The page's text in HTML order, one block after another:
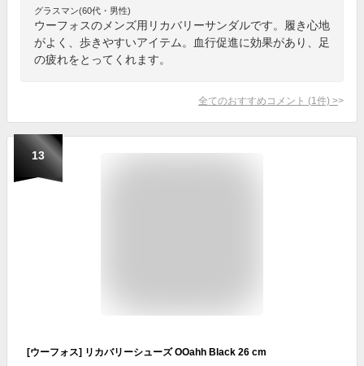
グラスマン(60代・男性)
ウーフォスのメンズ用リカバリーサンダルです。履き心地
がよく、歩きやすいアイテム。血行促進に効果があり、足
の疲れをとってくれます。
全てのおすすめコメント (1 件) >
13
[ウーフォス] リカバリーシューズ OOahh Black 26 cm